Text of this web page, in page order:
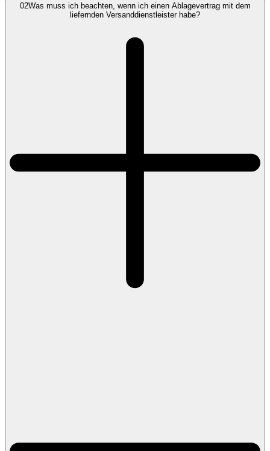
02Was muss ich beachten, wenn ich einen Ablagevertrag mit dem
liefernden Versanddienstleister habe?